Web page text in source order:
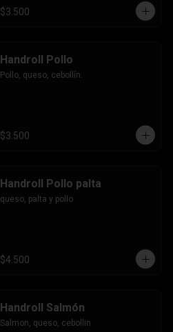
$3.500
Handroll Pollo
Pollo, queso, cebollín.
$3.500
Handroll Pollo palta
queso, palta y pollo
$4.500
Handroll Salmón
Salmon, queso, cebollin